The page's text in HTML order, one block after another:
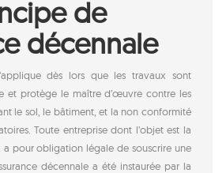
de
décennale
dès lors que les travaux sont
et protège le maître d’œuvre contre les
le sol, le bâtiment, et la non conformité
Toute entreprise dont l’objet est la
a pour obligation légale de souscrire une
décennale a été instaurée par la